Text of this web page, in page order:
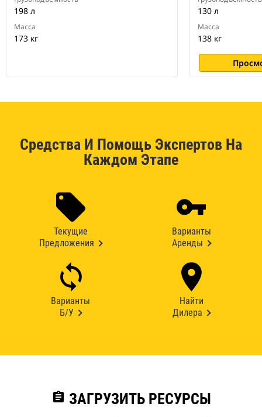
198 л
Масса
173 кг
130 л
Масса
138 кг
Средства И Помощь Экспертов На
Каждом Этапе
Текущие
Предложения
Варианты
Аренды
Варианты
Б/У
Найти
Дилера
assignment ЗАГРУЗИТЬ РЕСУРСЫ